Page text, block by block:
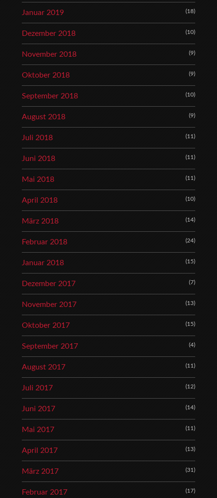
Januar 2019 (18)
Dezember 2018 (10)
November 2018 (9)
Oktober 2018 (9)
September 2018 (10)
August 2018 (9)
Juli 2018 (11)
Juni 2018 (11)
Mai 2018 (11)
April 2018 (10)
März 2018 (14)
Februar 2018 (24)
Januar 2018 (15)
Dezember 2017 (7)
November 2017 (13)
Oktober 2017 (15)
September 2017 (4)
August 2017 (11)
Juli 2017 (12)
Juni 2017 (14)
Mai 2017 (11)
April 2017 (13)
März 2017 (31)
Februar 2017 (17)